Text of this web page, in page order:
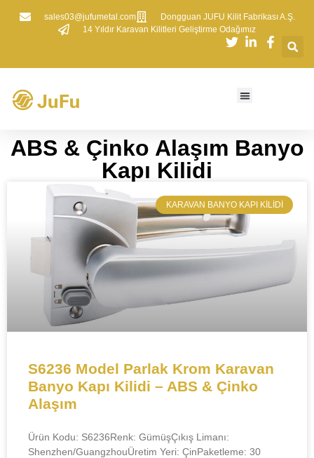
sales03@jufumetal.com
​Dongguan JUFU Kilit Fabrikası A.Ş.
​14 Yıldır Karavan Kilitleri Geliştirme Odağımız
ABS & Çinko Alaşım Banyo
Kapı Kilidi
KARAVAN BANYO KAPI KILIDI
S6236 Model Parlak Krom Karavan
Banyo Kapı Kilidi – ABS & Çinko
Alaşım
Ürün Kodu:​​ S6236​​Renk:​​ Gümüş​​Çıkış Limanı:​​
Shenzhen/Guangzhou​​Üretim Yeri:​​ Çin​​Paketleme:​​ 30